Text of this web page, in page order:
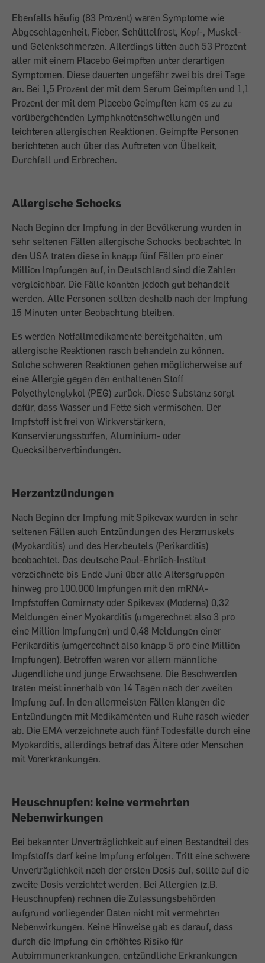
Ebenfalls häufig (83 Prozent) waren Symptome wie
Abgeschlagenheit, Fieber, Schüttelfrost, Kopf-, Muskel-
und Gelenkschmerzen. Allerdings litten auch 53 Prozent
aller mit einem Placebo Geimpften unter derartigen
Symptomen. Diese dauerten ungefähr zwei bis drei Tage
an. Bei 1,5 Prozent der mit dem Serum Geimpften und 1,1
Prozent der mit dem Placebo Geimpften kam es zu zu
vorübergehenden Lymphknotenschwellungen und
leichteren allergischen Reaktionen. Geimpfte Personen
berichteten auch über das Auftreten von Übelkeit,
Durchfall und Erbrechen.
Allergische Schocks
Nach Beginn der Impfung in der Bevölkerung wurden in
sehr seltenen Fällen allergische Schocks beobachtet. In
den USA traten diese in knapp fünf Fällen pro einer
Million Impfungen auf, in Deutschland sind die Zahlen
vergleichbar. Die Fälle konnten jedoch gut behandelt
werden. Alle Personen sollten deshalb nach der Impfung
15 Minuten unter Beobachtung bleiben.
Es werden Notfallmedikamente bereitgehalten, um
allergische Reaktionen rasch behandeln zu können.
Solche schweren Reaktionen gehen möglicherweise auf
eine Allergie gegen den enthaltenen Stoff
Polyethylenglykol (PEG) zurück. Diese Substanz sorgt
dafür, dass Wasser und Fette sich vermischen. Der
Impfstoff ist frei von Wirkverstärkern,
Konservierungsstoffen, Aluminium- oder
Quecksilberverbindungen.
Herzentzündungen
Nach Beginn der Impfung mit Spikevax wurden in sehr
seltenen Fällen auch Entzündungen des Herzmuskels
(Myokarditis) und des Herzbeutels (Perikarditis)
beobachtet. Das deutsche Paul-Ehrlich-Institut
verzeichnete bis Ende Juni über alle Altersgruppen
hinweg pro 100.000 Impfungen mit den mRNA-
Impfstoffen Comirnaty oder Spikevax (Moderna) 0,32
Meldungen einer Myokarditis (umgerechnet also 3 pro
eine Million Impfungen) und 0,48 Meldungen einer
Perikarditis (umgerechnet also knapp 5 pro eine Million
Impfungen). Betroffen waren vor allem männliche
Jugendliche und junge Erwachsene. Die Beschwerden
traten meist innerhalb von 14 Tagen nach der zweiten
Impfung auf. In den allermeisten Fällen klangen die
Entzündungen mit Medikamenten und Ruhe rasch wieder
ab. Die EMA verzeichnete auch fünf Todesfälle durch eine
Myokarditis, allerdings betraf das Ältere oder Menschen
mit Vorerkrankungen.
Heuschnupfen: keine vermehrten
Nebenwirkungen
Bei bekannter Unverträglichkeit auf einen Bestandteil des
Impfstoffs darf keine Impfung erfolgen. Tritt eine schwere
Unverträglichkeit nach der ersten Dosis auf, sollte auf die
zweite Dosis verzichtet werden. Bei Allergien (z.B.
Heuschnupfen) rechnen die Zulassungsbehörden
aufgrund vorliegender Daten nicht mit vermehrten
Nebenwirkungen. Keine Hinweise gab es darauf, dass
durch die Impfung ein erhöhtes Risiko für
Autoimmunerkrankungen, entzündliche Erkrankungen